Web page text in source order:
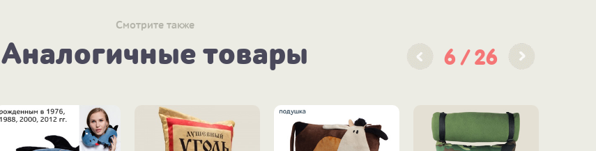
Смотрите также
Аналогичные товары 6 26